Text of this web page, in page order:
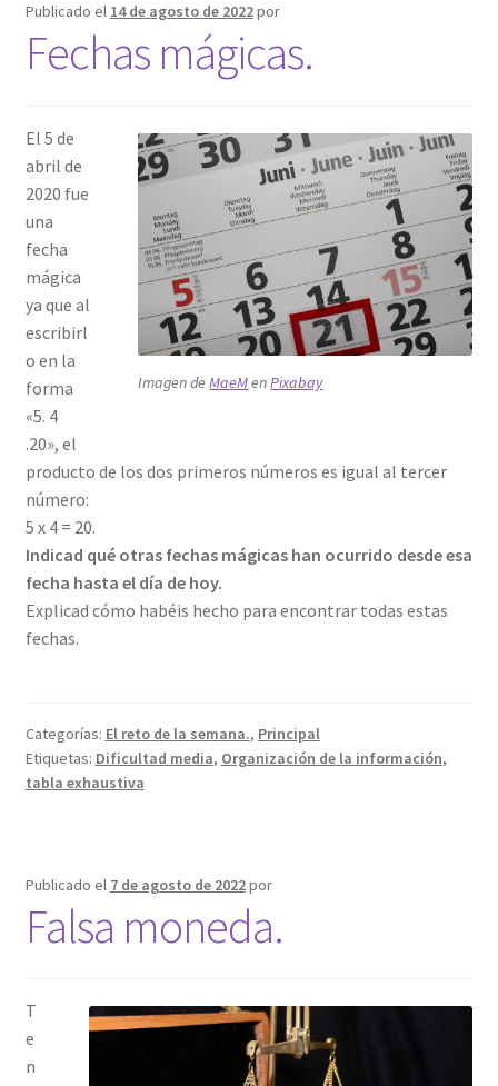
Publicado el 14 de agosto de 2022por
Fechas mágicas.
Imagen deMaeMenPixabay
El 5 de
abril de
2020 fue
una
fecha
mágica
ya que al
escribirl
o en la
forma
«5. 4
.20», el
producto de los dos primeros números es igual al tercer
número:
5 x 4 = 20.
Indicad qué otras fechas mágicas han ocurrido desde esa
fecha hasta el día de hoy.
Explicad cómo habéis hecho para encontrar todas estas
fechas.
Categorías: El reto de la semana., Principal
Etiquetas: Dificultad media, Organización de la información,
tabla exhaustiva
Publicado el 7 de agosto de 2022por
Falsa moneda.
T
e
n